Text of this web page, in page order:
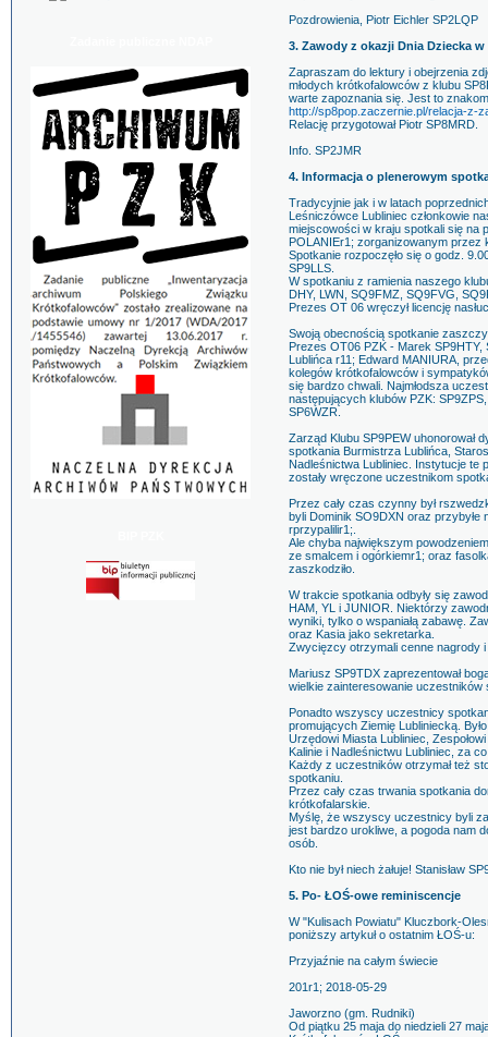
Pozdrowienia, Piotr Eichler SP2LQP
3. Zawody z okazji Dnia Dziecka
Zapraszam do lektury i obejrzenia
młodych krótkofalowców z klubu
warte zapoznania się. Jest to
http://sp8pop.zaczernie.pl/relacja-z-
Relację przygotował Piotr SP8MRD.
Info. SP2JMR
4. Informacja o plenerowym
Tradycyjnie jak i w latach
Leśniczówce Lubliniec członkowie
miejscowości w kraju spotkali się na
POLANIEr1; zorganizowanym przez
Spotkanie rozpoczęło się o godz.
SP9LLS.
W spotkaniu z ramienia naszego
DHY, LWN, SQ9FMZ, SQ9FVG,
Prezes OT 06 wręczył licencję
Swoją obecnością spotkanie
Prezes OT06 PZK - Marek
Lublińca r11; Edward MANIURA,
kolegów krótkofalowców i
się bardzo chwali. Najmłodsza
następujących klubów PZK:
SP6WZR.
Zarząd Klubu SP9PEW uhonorował
spotkania Burmistrza Lublińca,
Nadleśnictwa Lubliniec. Instytucje te
zostały wręczone uczestnikom
Przez cały czas czynny był
byli Dominik SO9DXN oraz przybyłe
rprzypalilir1;.
Ale chyba największym
ze smalcem i ogórkiemr1; oraz
zaszkodziło.
W trakcie spotkania odbyły się
HAM, YL i JUNIOR. Niektórzy
wyniki, tylko o wspaniałą zabawę.
oraz Kasia jako sekretarka.
Zwycięzcy otrzymali cenne nagrody
Mariusz SP9TDX zaprezentował
wielkie zainteresowanie uczestników
Ponadto wszyscy uczestnicy
promujących Ziemię Lubliniecką.
Urzędowi Miasta Lubliniec,
Kalinie i Nadleśnictwu Lubliniec, za
Każdy z uczestników otrzymał też
spotkaniu.
Przez cały czas trwania spotkania
krótkofalarskie.
Myślę, że wszyscy uczestnicy byli
jest bardzo urokliwe, a pogoda nam
osób.
Kto nie był niech żałuje! Stanisław
5. Po- ŁOŚ-owe reminiscencje
W "Kulisach Powiatu" Kluczbork-
poniższy artykuł o ostatnim ŁOŚ-u:
Przyjaźnie na całym świecie
201r1; 2018-05-29
Jaworzno (gm. Rudniki)
Od piątku 25 maja do niedzieli 27